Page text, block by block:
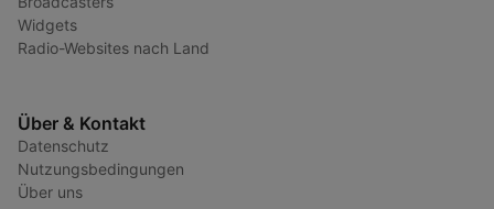
Widgets
Radio-Websites nach Land
Über & Kontakt
Datenschutz
Nutzungsbedingungen
Über uns